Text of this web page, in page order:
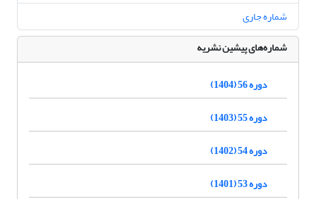
شماره جاری
شماره‌های پیشین نشریه
دوره 56 (1404)
دوره 55 (1403)
دوره 54 (1402)
دوره 53 (1401)